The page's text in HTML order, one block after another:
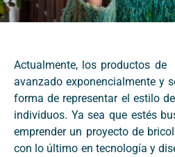
Actualmente, los productos
avanzado exponencialmente y
forma de representar el estilo
individuos. Ya sea que estés
emprender un proyecto de
con lo último en tecnología y